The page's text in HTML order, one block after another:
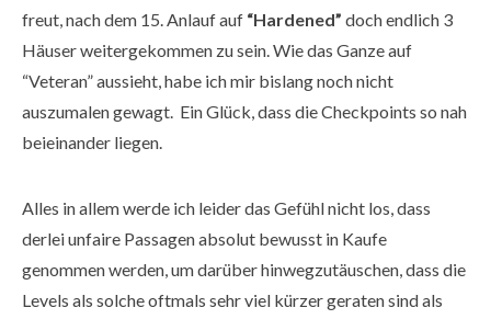
freut, nach dem 15. Anlauf auf “Hardened” doch endlich 3
Häuser weitergekommen zu sein. Wie das Ganze auf
“Veteran” aussieht, habe ich mir bislang noch nicht
auszumalen gewagt. Ein Glück, dass die Checkpoints so nah
beieinander liegen.
Alles in allem werde ich leider das Gefühl nicht los, dass
derlei unfaire Passagen absolut bewusst in Kaufe
genommen werden, um darüber hinwegzutäuschen, dass die
Levels als solche oftmals sehr viel kürzer geraten sind als